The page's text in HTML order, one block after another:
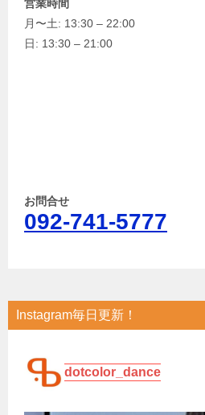
営業時間
月〜土: 13:30 – 22:00
日: 13:30 – 21:00
お問合せ
092-741-5777
Instagram毎日更新！
dotcolor_dance